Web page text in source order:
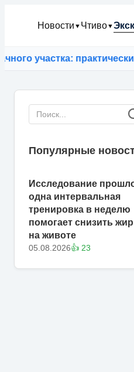
Новости ▼ Чтиво▼
участка: практические
Популярные
Исследование
одна интервальная
тренировка в неделю
помогает снизить жир
на животе
05.08.2026👍 23